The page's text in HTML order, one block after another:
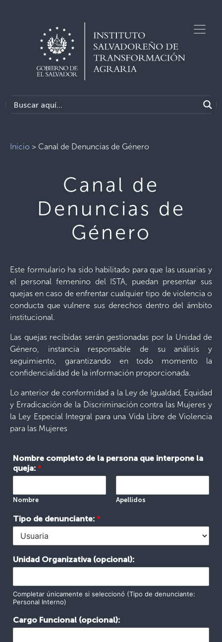
Inicio > Canal de Denuncias de Género
Canal de
Denuncias de
Género
Este formulario ha sido habilitado para que las usuarias y
el personal femenino del ISTA, puedan presentar sus
quejas en caso de enfrentar cualquier tipo de violencia o
conducta que vulnere sus derechos dentro del ámbito
institucional.
Las quejas recibidas serán gestionadas por la Unidad de
Género, instancia responsable de su análisis y
seguimiento, garantizando en todo momento la
confidencialidad de la información proporcionada.
Lo anterior de conformidad a la Ley de Igualdad, Equidad
y Erradicación de la Discriminación contra las Mujeres y
la Ley Especial Integral para una Vida Libre de Violencia
para las Mujeres
Nombre completo de la persona que interpone la
queja: *
Nombre Apellidos
Tipo de denunciante: *
Unidad Organizativa (opcional):
Completar únicamente si seleccionó (Tipo de denunciante:
Personal Interno)
Cargo Funcional (opcional):